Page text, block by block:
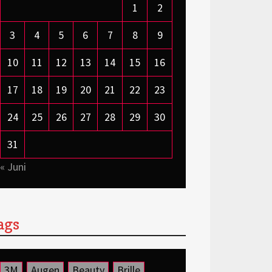
1
2
3
4 5 6 7 8
9
10
11 12 13 14 15
16
17
18 19 20 21 22
23
24
25 26 27 28 29
30
31
« Juni